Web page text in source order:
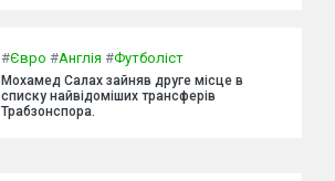
#Євро #Англія #Футболіст
Мохамед Салах зайняв друге місце в
списку найвідоміших трансферів
Трабзонспора.